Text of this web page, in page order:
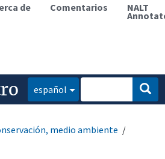
de Comentarios NALT
español
medio ambiente